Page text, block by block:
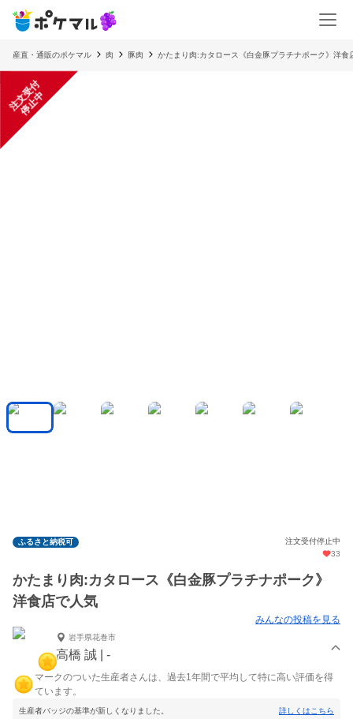
産直・通販のポケマル 肉 豚肉 かたまり肉:カタロース《白金豚プラチナポーク》洋食
注
文
受
付
停
止
中
ふるさと納税可
注文受付停止中
33
かたまり肉:カタロース《白金豚プラチナポーク》
洋食店で人気
みんなの投稿を見る
岩手県花巻市
高橋 誠 | -
マークのついた生産者さんは、過去1年間で平均して特に高い評価を得
ています。
生産者バッジの基準が新しくなりました。 詳しくはこちら